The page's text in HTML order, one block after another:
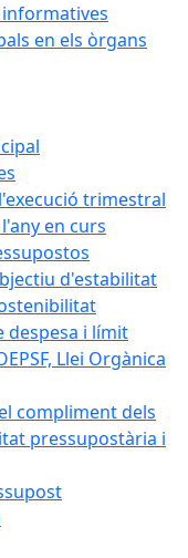
informatives
en els òrgans
trimestral
en curs
d'estabilitat
despesa i límit
Llei Orgànica
compliment dels
pressupostària i